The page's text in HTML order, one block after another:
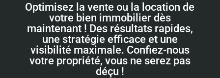
Optimisez la vente ou la location de
votre bien immobilier dès
maintenant ! Des résultats rapides,
une stratégie efficace et une
visibilité maximale. Confiez-nous
votre propriété, vous ne serez pas
déçu !